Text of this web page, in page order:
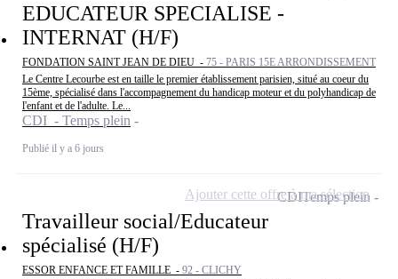
EDUCATEUR SPECIALISE -
INTERNAT (H/F)
FONDATION SAINT JEAN DE DIEU - 75 - PARIS 15E ARRONDISSEMENT
Le Centre Lecourbe est en taille le premier établissement parisien, situé au coeur du
15ème, spécialisé dans l'accompagnement du handicap moteur et du polyhandicap de
l'enfant et de l'adulte. Le...
CDI - Temps plein
Publié il y a 6 jours
Travailleur social/Educateur
spécialisé (H/F)
ESSOR ENFANCE ET FAMILLE - 92 - CLICHY
CDITemps plein
Ajouter cette offre à ma sélection